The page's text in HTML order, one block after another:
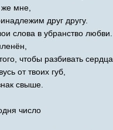
мне,
друг другу.
слова в убранство любви.
чтобы разбивать сердца,
от твоих губ,
свыше.
число